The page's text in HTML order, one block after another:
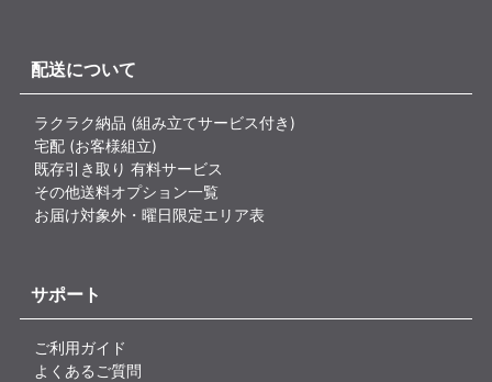
配送について
ラクラク納品 (組み立てサービス付き)
宅配 (お客様組立)
既存引き取り 有料サービス
その他送料オプション一覧
お届け対象外・曜日限定エリア表
サポート
ご利用ガイド
よくあるご質問